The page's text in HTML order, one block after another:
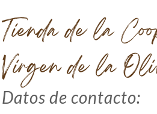
Tienda de la
Virgen de la
Datos de contacto: